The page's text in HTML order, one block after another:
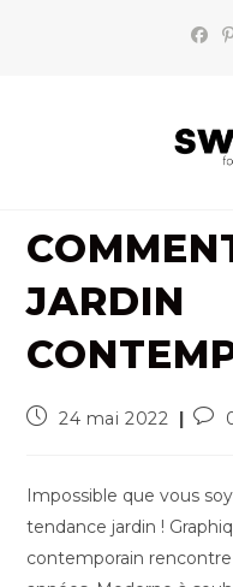
JARDIN
Publication
24 mai 2022
Impossible que vous
tendance jardin !
contemporain